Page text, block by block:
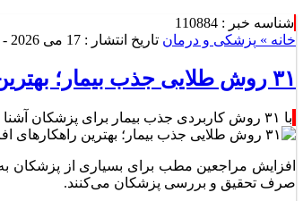
شناسه خبر : 110884
خانه » پزشکی و درمان تاریخ انتشار : 17 می 2026 - 9:18 |
۳۱ روش طلایی جذب بیمار؛ بهترین راهکارهای افزایش مراجعه به مطب و کلینیک
با ۳۱ روش کاربردی جذب بیمار برای پزشکان آشنا شوید؛ از سئو سایت و تولید محتوا تا معرفی بهترین شبکه‌های اجتماعی و عضویت در پلتفرم‌های پزشکی
افزایش مراجعین مطب برای بسیاری از پزشکان
صرف تحقیق و بررسی پزشکان می‌کنند.